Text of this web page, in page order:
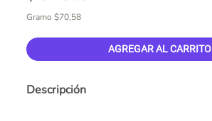
Descripción
Gramo $70,58
AGREGAR AL CARRITO